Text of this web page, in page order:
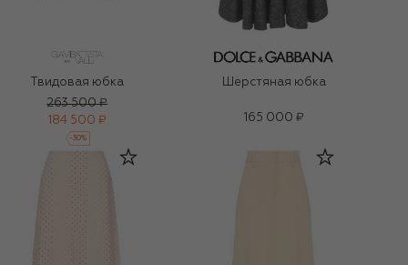
Твидовая юбка
263 500 ₽
184 500 ₽
-30%
Шерстяная юбка
165 000 ₽